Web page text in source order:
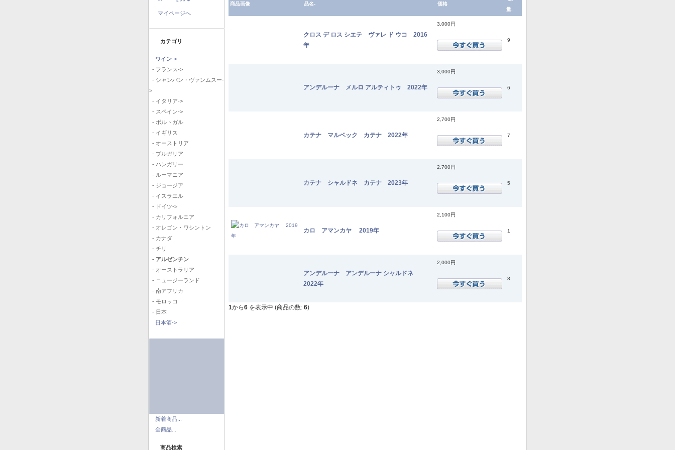
マイページへ
カテゴリ
ワイン->
- フランス->
- シャンパン・ヴァンムスー-
>
- イタリア->
- スペイン->
- ポルトガル
- イギリス
- オーストリア
- ブルガリア
- ハンガリー
- ルーマニア
- ジョージア
- イスラエル
- ドイツ->
- カリフォルニア
- オレゴン・ワシントン
- カナダ
- チリ
- アルゼンチン
- オーストラリア
- ニュージーランド
- 南アフリカ
- モロッコ
- 日本
日本酒->
新着商品...
全商品...
商品検索
商品画像 品名- 価格
量.
クロス デ ロス シエテ ヴァレ ド ウコ 2016
年
3,000円
9
アンデルーナ メルロ アルティトゥ 2022年
3,000円
6
カテナ マルベック カテナ 2022年
2,700円
7
カテナ シャルドネ カテナ 2023年
2,700円
5
カロ アマンカヤ 2019年
2,100円
1
アンデルーナ アンデルーナ シャルドネ
2022年
2,000円
8
1から6 を表示中 (商品の数: 6)